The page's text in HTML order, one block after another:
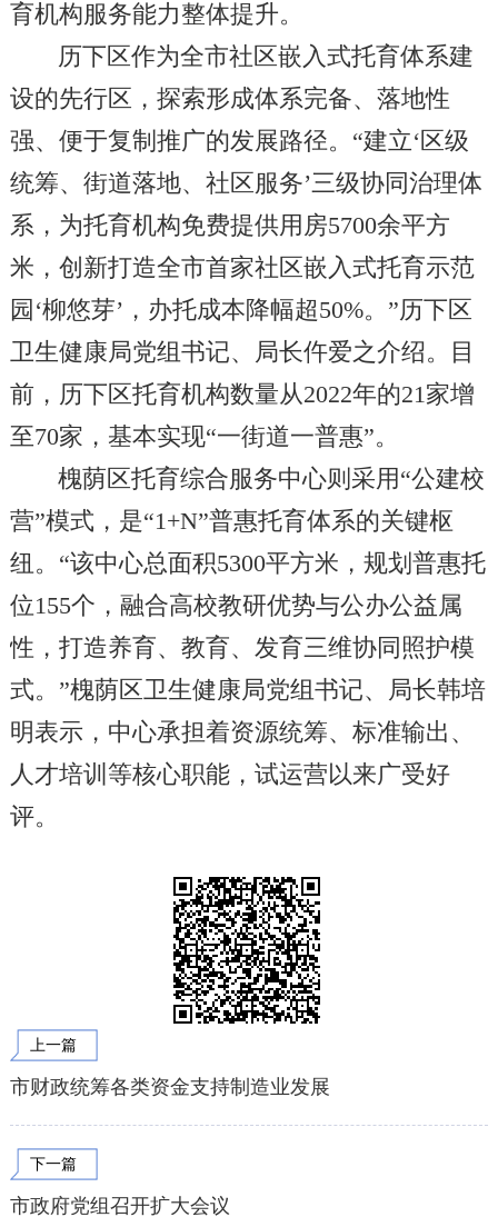
育机构服务能力整体提升。
历下区作为全市社区嵌入式托育体系建
设的先行区，探索形成体系完备、落地性
强、便于复制推广的发展路径。“建立‘区级
统筹、街道落地、社区服务’三级协同治理体
系，为托育机构免费提供用房5700余平方
米，创新打造全市首家社区嵌入式托育示范
园‘柳悠芽’，办托成本降幅超50%。”历下区
卫生健康局党组书记、局长仵爱之介绍。目
前，历下区托育机构数量从2022年的21家增
至70家，基本实现“一街道一普惠”。
槐荫区托育综合服务中心则采用“公建校
营”模式，是“1+N”普惠托育体系的关键枢
纽。“该中心总面积5300平方米，规划普惠托
位155个，融合高校教研优势与公办公益属
性，打造养育、教育、发育三维协同照护模
式。”槐荫区卫生健康局党组书记、局长韩培
明表示，中心承担着资源统筹、标准输出、
人才培训等核心职能，试运营以来广受好
评。
上一篇
市财政统筹各类资金支持制造业发展
下一篇
市政府党组召开扩大会议